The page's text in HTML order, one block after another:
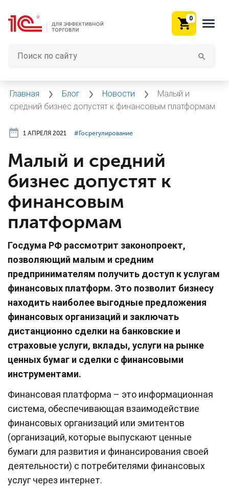
0
Главная Блог Новости
Малый и
средний бизнес допустят к финансовым платформам
1 АПРЕЛЯ 2021 #⁣Госрегулирование
Малый и средний
бизнес допустят к
финансовым
платформам
Госдума РФ рассмотрит законопроект,
позволяющий малым и средним
предпринимателям получить доступ к услугам
финансовых платформ. Это позволит бизнесу
находить наиболее выгодные предложения
финансовых организаций и заключать
дистанционно сделки на банковские и
страховые услуги, вклады, услуги на рынке
ценных бумаг и сделки с финансовыми
инструментами.
Финансовая платформа – это информационная
система, обеспечивающая взаимодействие
финансовых организаций или эмитентов
(организаций, которые выпускают ценные
бумаги для развития и финансирования своей
деятельности) с потребителями финансовых
услуг через интернет.